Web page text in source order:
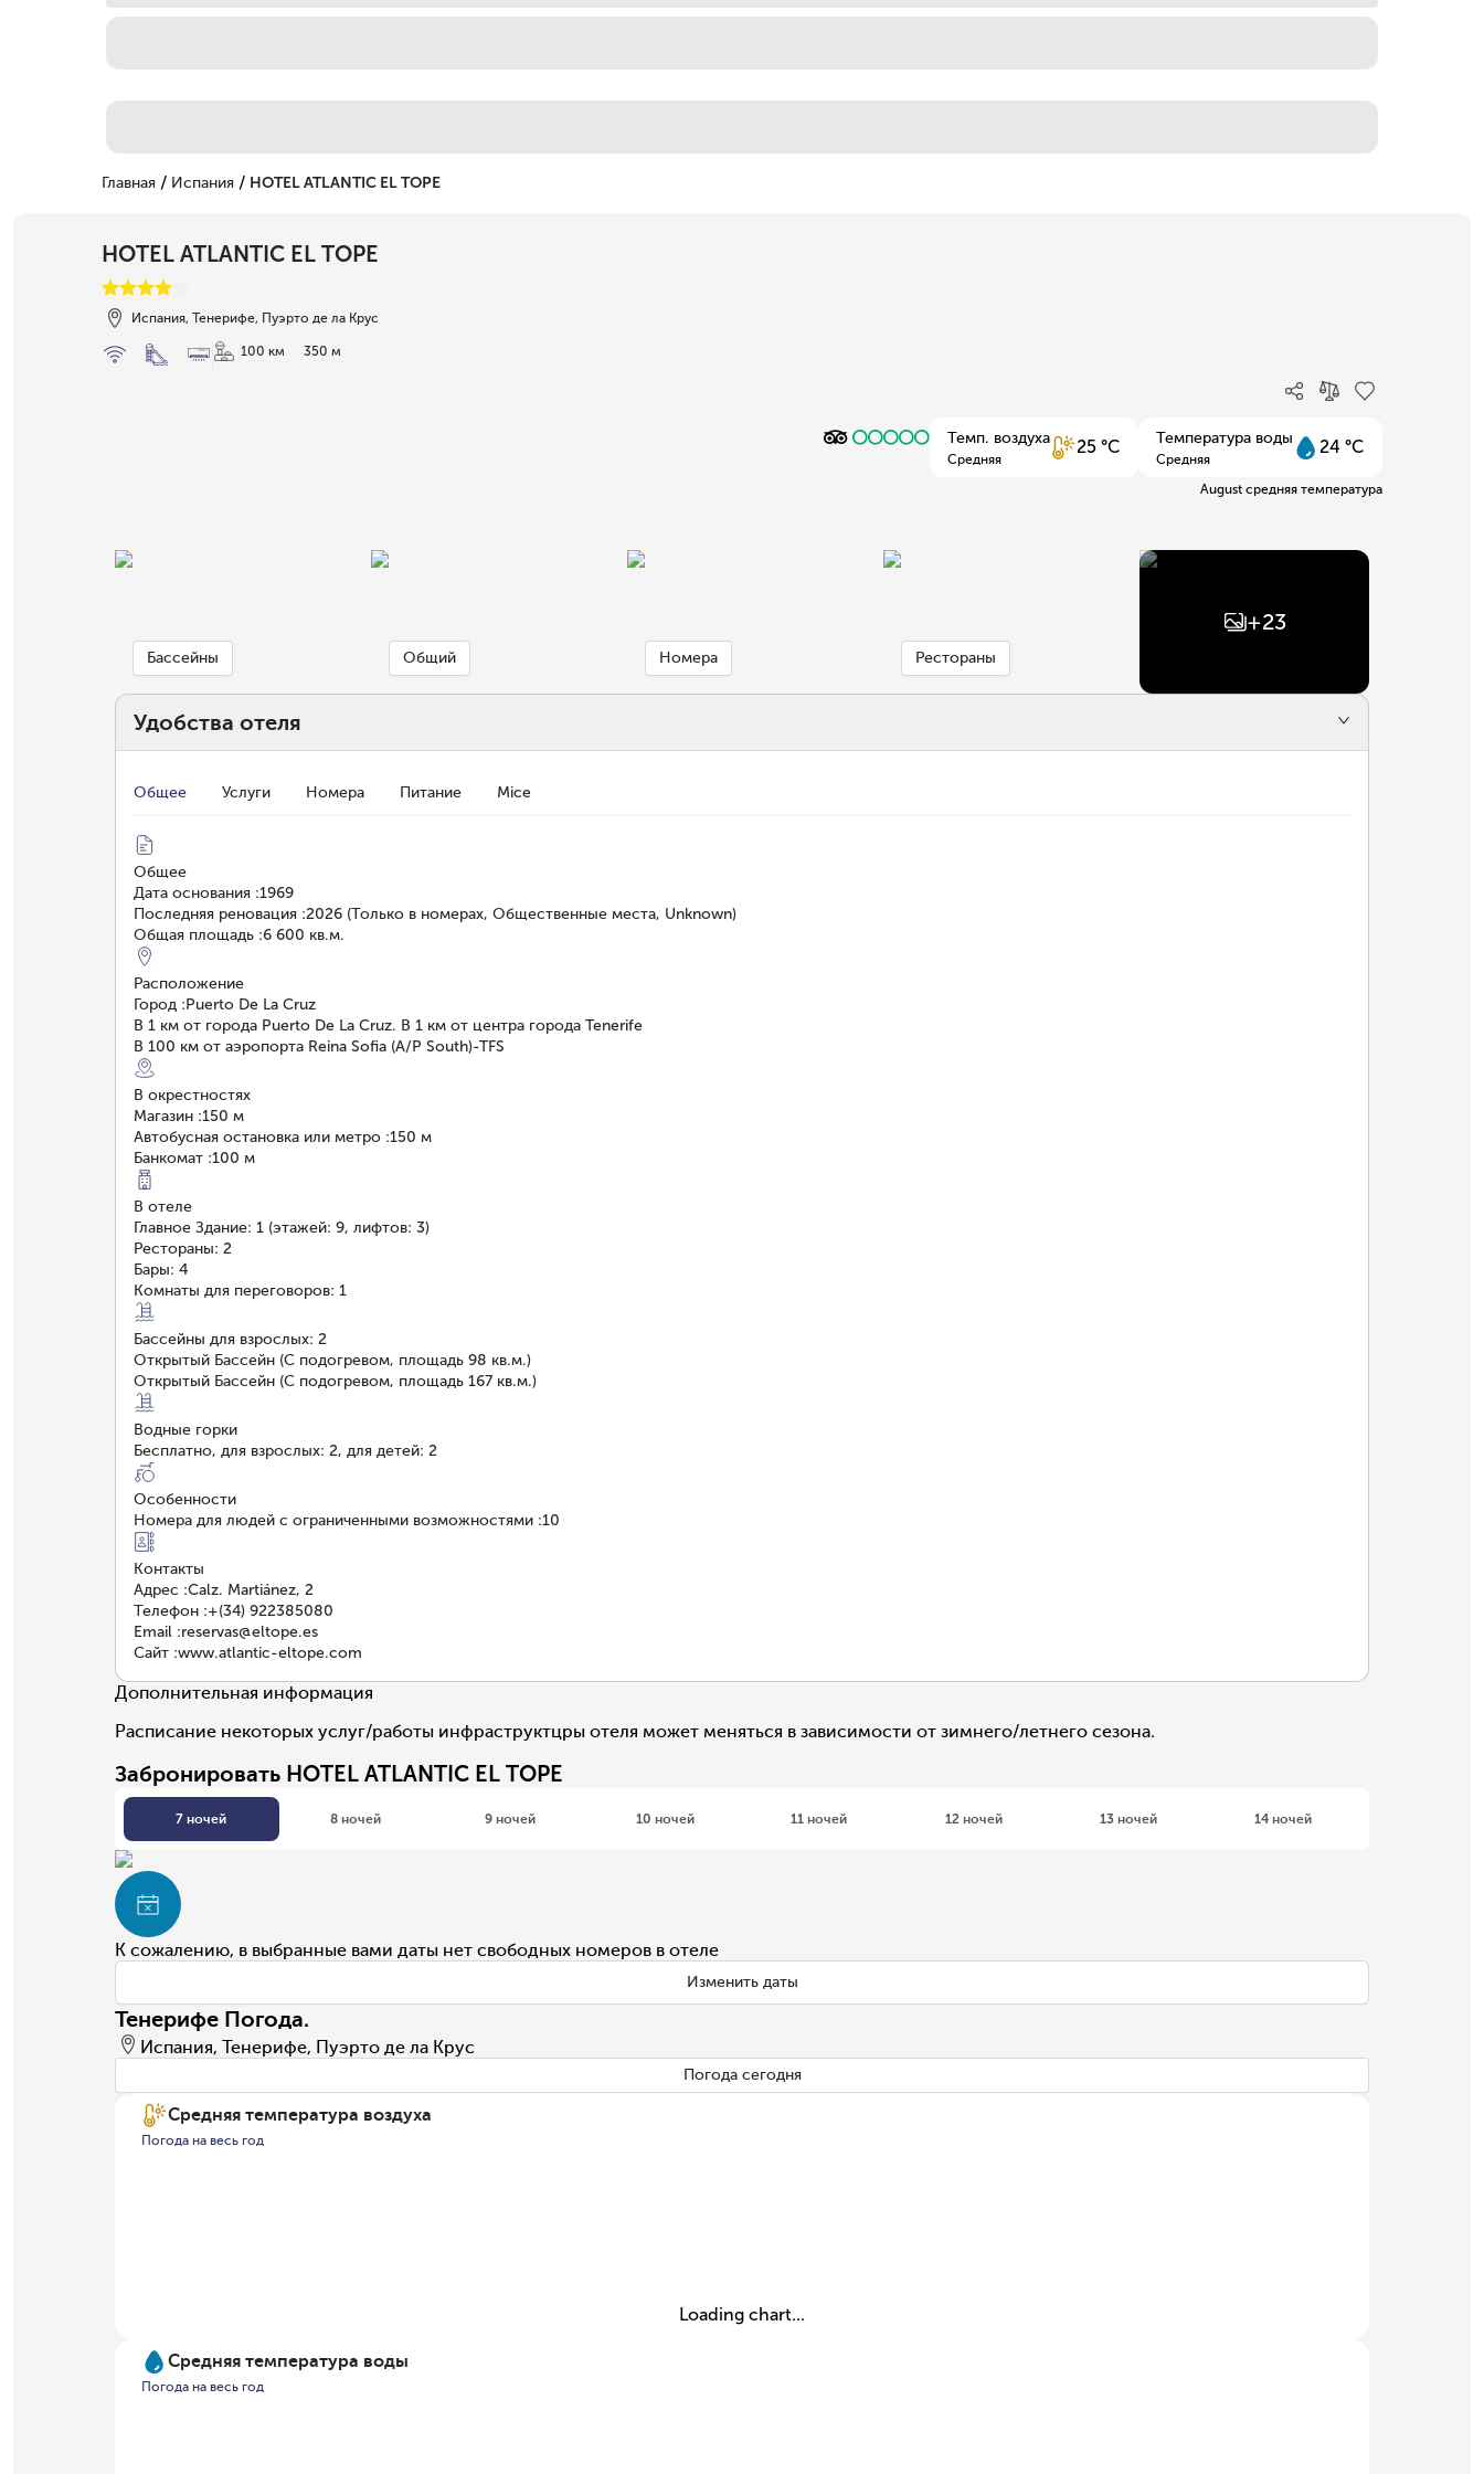
Главная / Испания / HOTEL ATLANTIC EL TOPE
HOTEL ATLANTIC EL TOPE
Испания, Тенерифе, Пуэрто де ла Крус
100 км 350 м
Темп. воздуха
Средняя
25 °C Температура воды
Средняя
24 °C
August средняя температура
Бассейны Общий Номера Рестораны
+23
Удобства отеля
Общее Услуги Номера Питание Mice
Общее
Дата основания :1969
Последняя реновация :2026 (Только в номерах, Общественные места, Unknown)
Общая площадь :6 600 кв.м.
Расположение
Город :Puerto De La Cruz
В 1 км от города Puerto De La Cruz. В 1 км от центра города Tenerife
В 100 км от аэропорта Reina Sofia (A/P South)-TFS
В окрестностях
Магазин :150 м
Автобусная остановка или метро :150 м
Банкомат :100 м
В отеле
Главное Здание: 1 (этажей: 9, лифтов: 3)
Рестораны: 2
Бары: 4
Комнаты для переговоров: 1
Бассейны для взрослых: 2
Открытый Бассейн (С подогревом, площадь 98 кв.м.)
Открытый Бассейн (С подогревом, площадь 167 кв.м.)
Водные горки
Бесплатно, для взрослых: 2, для детей: 2
Особенности
Номера для людей с ограниченными возможностями :10
Контакты
Адрес :Calz. Martiánez, 2
Телефон :+(34) 922385080
Email :reservas@eltope.es
Сайт :www.atlantic-eltope.com
Дополнительная информация
Расписание некоторых услуг/работы инфраструктцры отеля может меняться в зависимости от зимнего/летнего сезона.
Забронировать HOTEL ATLANTIC EL TOPE
7 ночей 8 ночей 9 ночей 10 ночей 11 ночей 12 ночей 13 ночей 14 ночей
К сожалению, в выбранные вами даты нет свободных номеров в отеле
Изменить даты
Тенерифе Погода.
Испания, Тенерифе, Пуэрто де ла Крус
Погода сегодня
Средняя температура воздуха
Погода на весь год
Loading chart...
Средняя температура воды
Погода на весь год